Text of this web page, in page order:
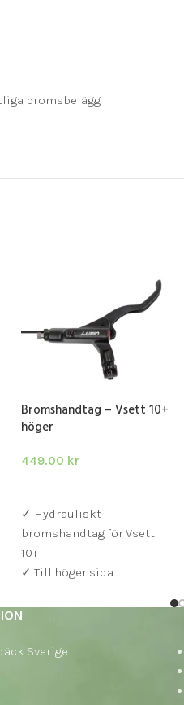
bromsbelägg
Bromshandtag – Vsett 10+
höger
449.00 kr
✓ Hydrauliskt
bromshandtag för Vsett
10+
✓ Till höger sida
Sverige